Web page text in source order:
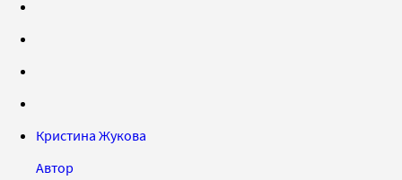
Кристина Жукова
Автор